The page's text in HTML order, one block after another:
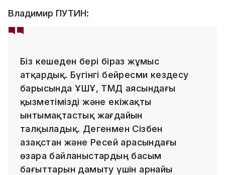
Владимир ПУТИН:
Біз кешеден бері біраз жұмыс
атқардық. Бүгінгі бейресми кездесу
барысында ҰҚШҰ, ТМД аясындағы
қызметімізді және екіжақты
ынтымақтастық жағдайын
талқыладық. Дегенмен Сізбен
Қазақстан және Ресей арасындағы
өзара байланыстардың басым
бағыттарын дамыту үшін арнайы